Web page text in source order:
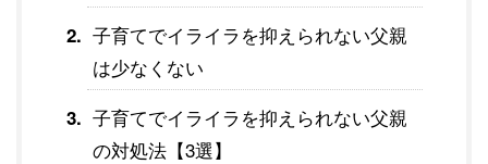
子育てでイライラを抑えられない父親
は少なくない
子育てでイライラを抑えられない父親
の対処法【3選】